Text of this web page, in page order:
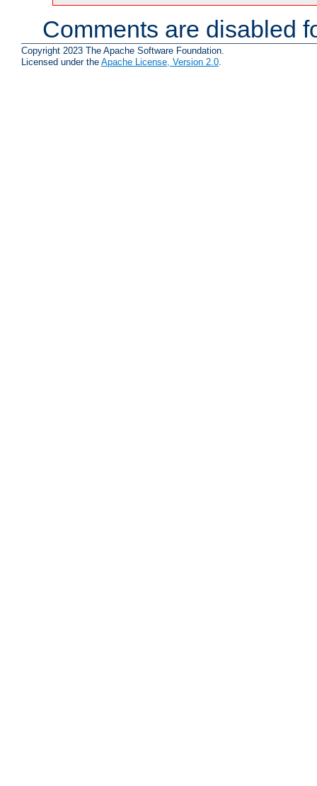
Comments are disabled
Copyright 2023 The Apache Software Foundation.
Licensed under the Apache License, Version 2.0.